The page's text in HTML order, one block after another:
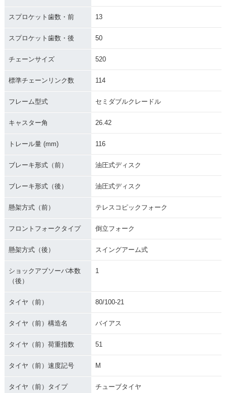
スプロケット歯数・前 13
スプロケット歯数・後 50
チェーンサイズ 520
標準チェーンリンク数 114
フレーム型式 セミダブルクレードル
キャスター角 26.42
トレール量 (mm) 116
ブレーキ形式（前） 油圧式ディスク
ブレーキ形式（後） 油圧式ディスク
懸架方式（前） テレスコピックフォーク
フロントフォークタイプ 倒立フォーク
懸架方式（後） スイングアーム式
ショックアブソーバ本数
（後）
1
タイヤ（前） 80/100-21
タイヤ（前）構造名 バイアス
タイヤ（前）荷重指数 51
タイヤ（前）速度記号 M
タイヤ（前）タイプ チューブタイヤ